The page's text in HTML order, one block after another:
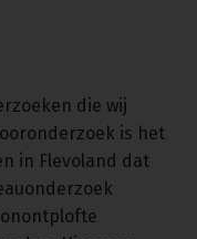
die wij
is het
in Flevoland dat